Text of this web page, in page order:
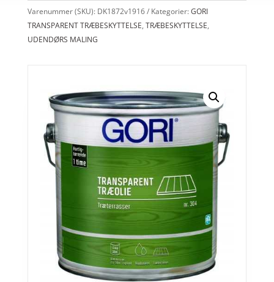
Varenummer (SKU): DK1872v1916 Kategorier:GORI
TRANSPARENT TRÆBESKYTTELSE, TRÆBESKYTTELSE,
UDENDØRS MALING